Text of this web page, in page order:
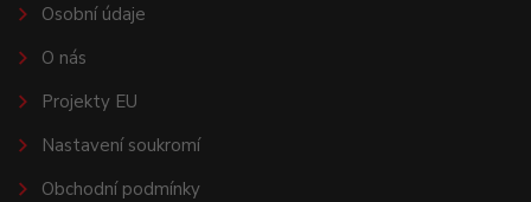
Osobní údaje
O nás
Projekty EU
Nastavení soukromí
Obchodní podmínky